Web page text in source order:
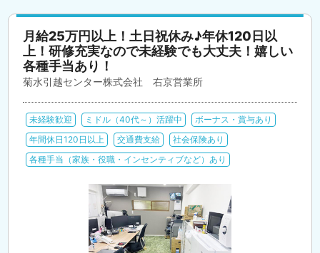
月給25万円以上！土日祝休み♪年休120日以
上！研修充実なので未経験でも大丈夫！嬉しい
各種手当あり！
菊水引越センター株式会社 右京営業所
未経験歓迎 ミドル（40代～）活躍中
ボーナス・賞与あり
年間休日120日以上
交通費支給
社会保険あり
各種手当（家族・役職・インセンティブなど）あり